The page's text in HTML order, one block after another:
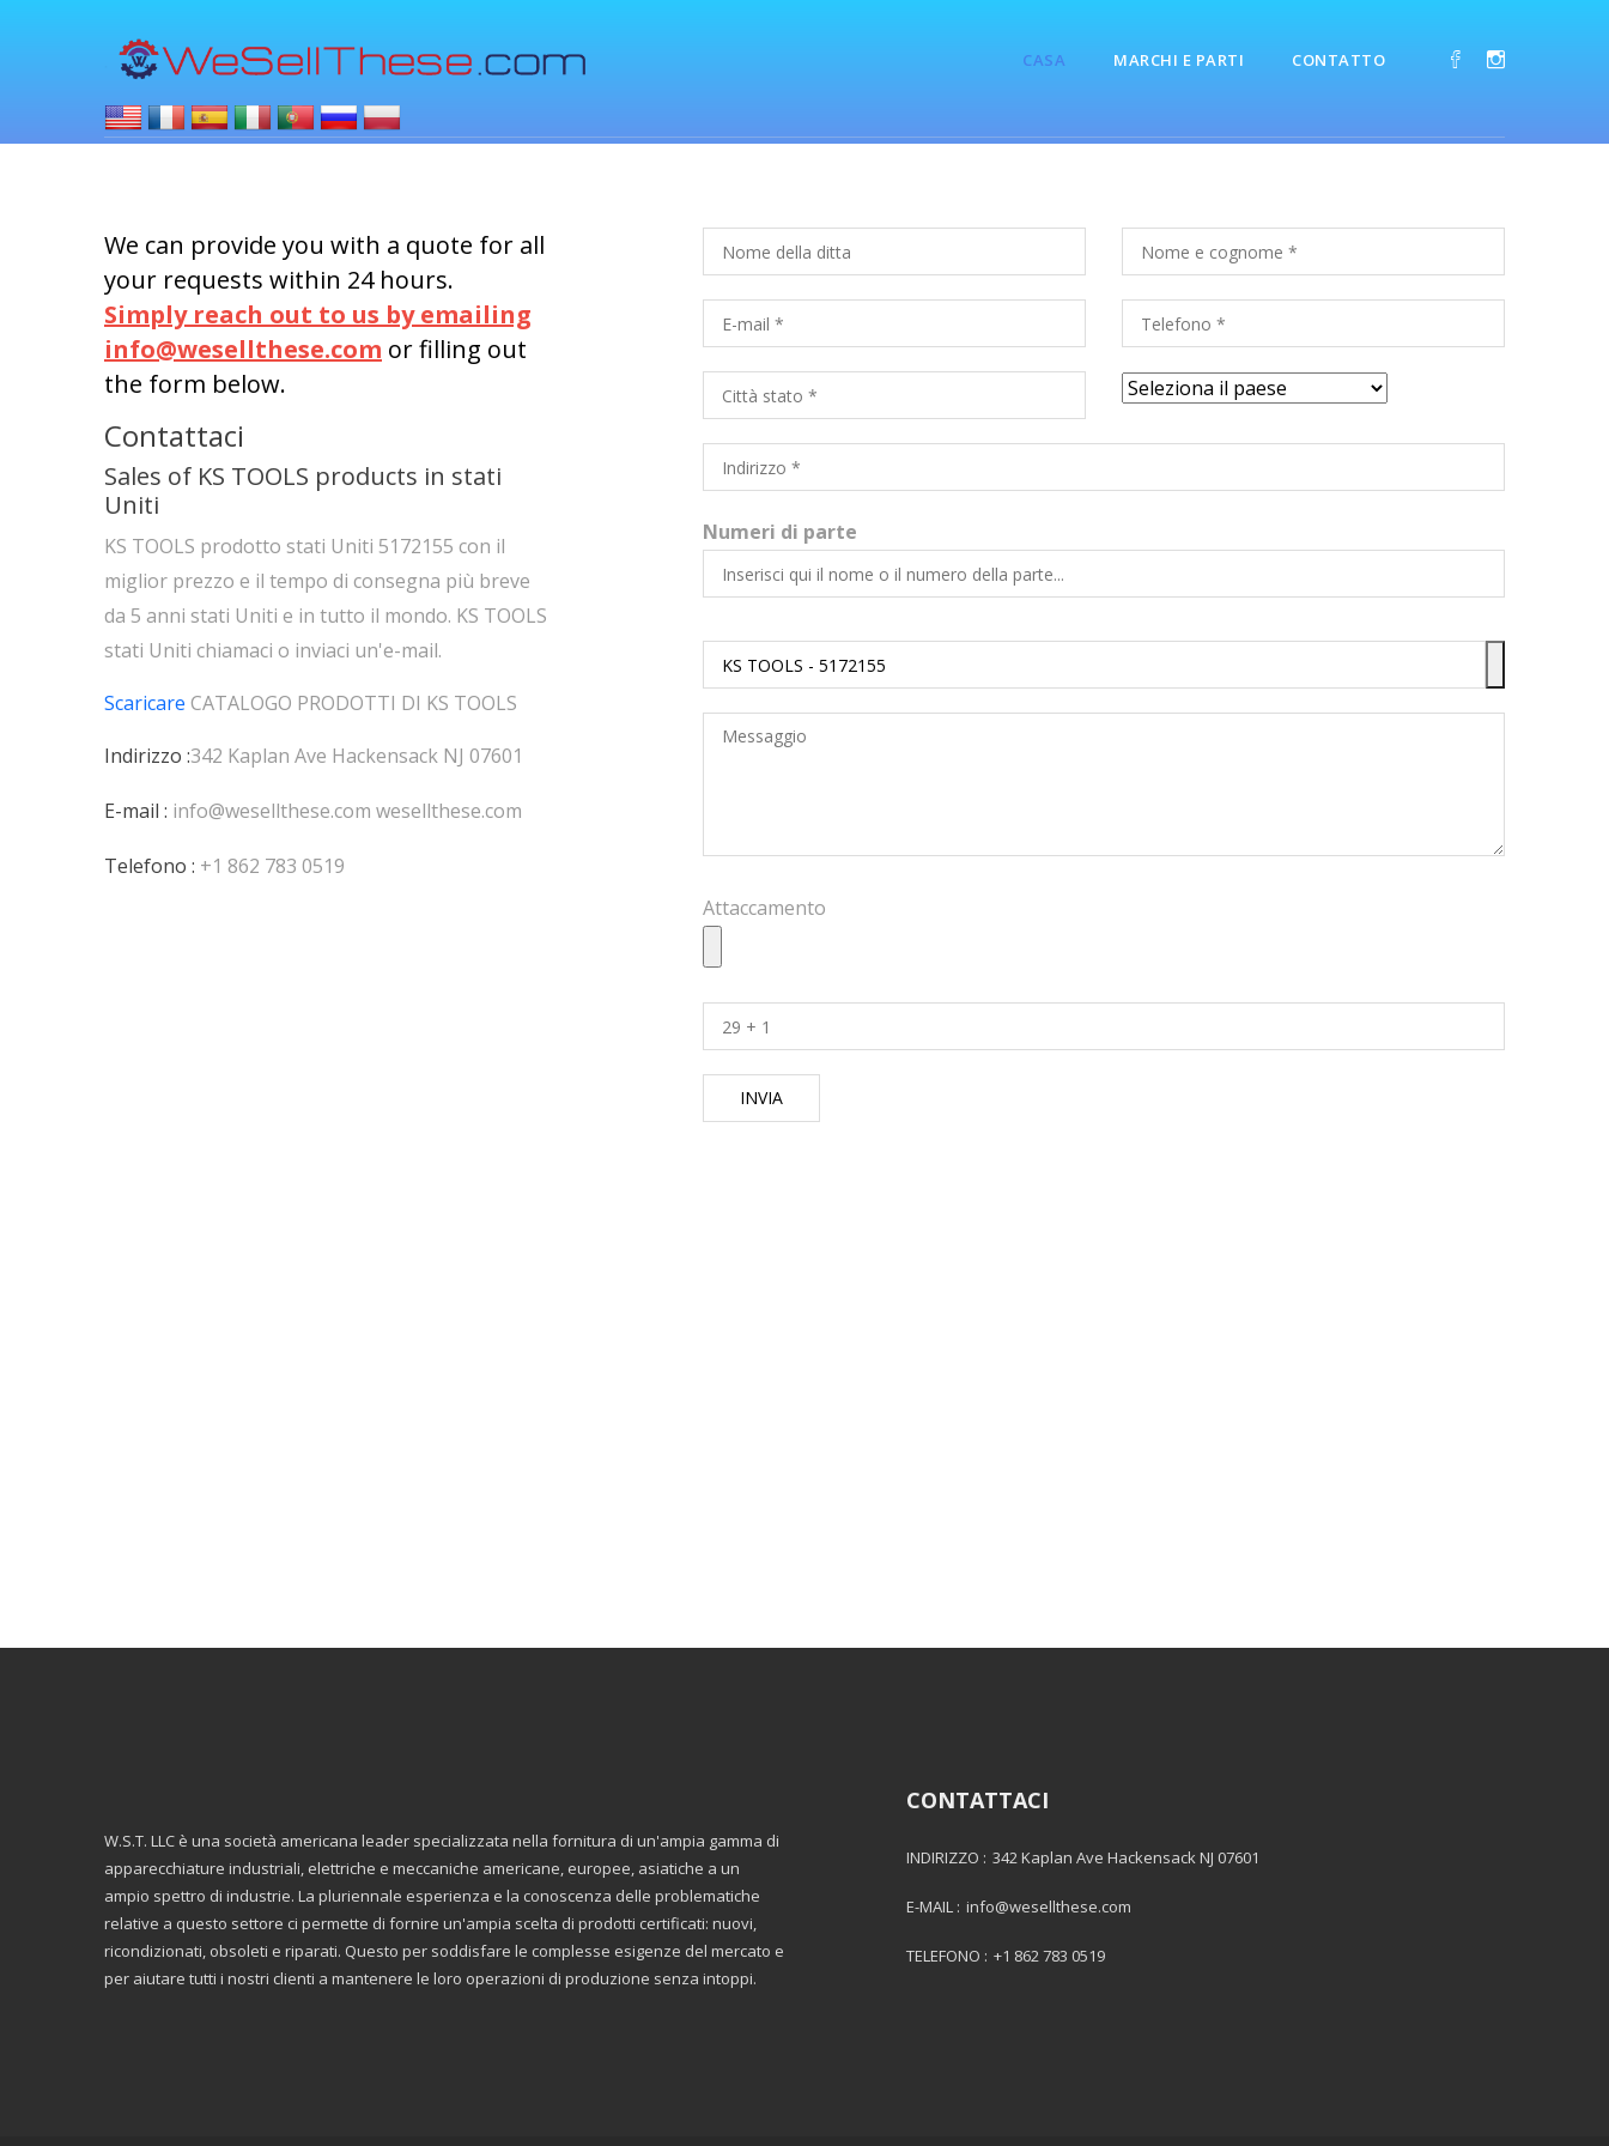
CASA MARCHI E PARTI CONTATTO
We can provide you with a quote for all
your requests within 24 hours.
Simply reach out to us by emailing
info@wesellthese.com or filling out
the form below.
Contattaci
Sales of KS TOOLS products in stati
Uniti
KS TOOLS prodotto stati Uniti 5172155 con il
miglior prezzo e il tempo di consegna più breve
da 5 anni stati Uniti e in tutto il mondo. KS TOOLS
stati Uniti chiamaci o inviaci un'e-mail.
Scaricare CATALOGO PRODOTTI DI KS TOOLS
Indirizzo :342 Kaplan Ave Hackensack NJ 07601
E-mail : info@wesellthese.com wesellthese.com
Telefono : +1 862 783 0519
Numeri di parte
Attaccamento
W.S.T. LLC è una società americana leader specializzata nella fornitura di un'ampia gamma di
apparecchiature industriali, elettriche e meccaniche americane, europee, asiatiche a un
ampio spettro di industrie. La pluriennale esperienza e la conoscenza delle problematiche
relative a questo settore ci permette di fornire un'ampia scelta di prodotti certificati: nuovi,
ricondizionati, obsoleti e riparati. Questo per soddisfare le complesse esigenze del mercato e
per aiutare tutti i nostri clienti a mantenere le loro operazioni di produzione senza intoppi.
CONTATTACI
INDIRIZZO : 342 Kaplan Ave Hackensack NJ 07601
E-MAIL : info@wesellthese.com
TELEFONO : +1 862 783 0519